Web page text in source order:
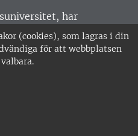
(cookies), som lagras i din
för att webbplatsen
har
Huvudorter är
SLU är
14001. •
2817 •
av